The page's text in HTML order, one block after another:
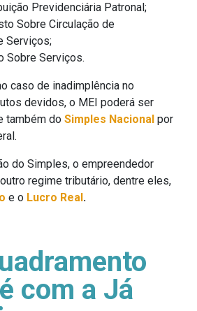
Previdenciária Patronal;
Sobre Circulação de
Serviços;
Sobre Serviços.
caso de inadimplência no
devidos, o MEI poderá ser
também do Simples Nacional por
do Simples, o empreendedor
regime tributário, dentre eles,
e o Lucro Real.
com a Já